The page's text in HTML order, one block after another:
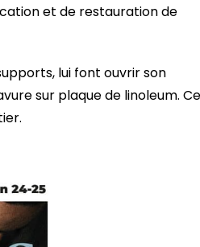
et de restauration de
lui font ouvrir son
sur plaque de linoleum.